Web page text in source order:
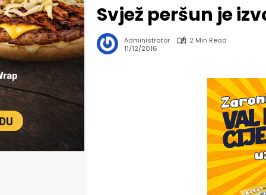
Svjež peršun je
Administrator
2 Min Read
11/12/2016